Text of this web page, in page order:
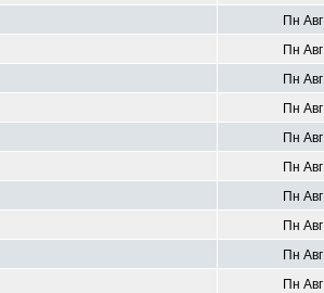
Пн
Пн
Пн
Пн
Пн
Пн
Пн
Пн
Пн
Пн